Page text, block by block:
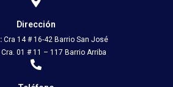
Dirección
Cra 14 # 16-42 Barrio San José
01 # 11 – 117 Barrio Arriba